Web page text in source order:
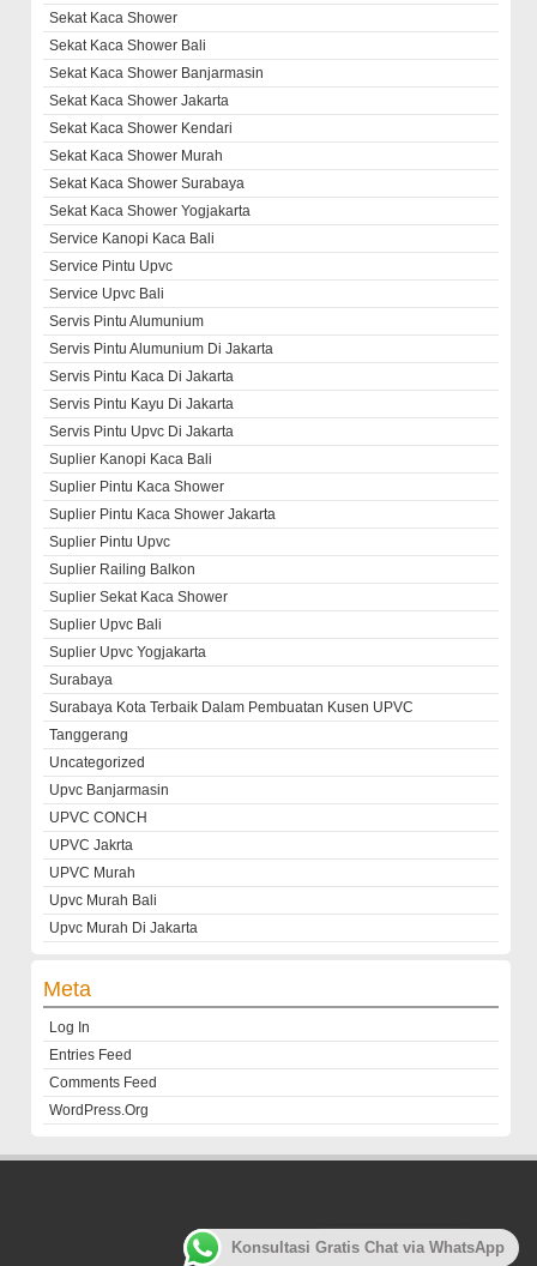
Sekat Kaca Shower
Sekat Kaca Shower Bali
Sekat Kaca Shower Banjarmasin
Sekat Kaca Shower Jakarta
Sekat Kaca Shower Kendari
Sekat Kaca Shower Murah
Sekat Kaca Shower Surabaya
Sekat Kaca Shower Yogjakarta
Service Kanopi Kaca Bali
Service Pintu Upvc
Service Upvc Bali
Servis Pintu Alumunium
Servis Pintu Alumunium Di Jakarta
Servis Pintu Kaca Di Jakarta
Servis Pintu Kayu Di Jakarta
Servis Pintu Upvc Di Jakarta
Suplier Kanopi Kaca Bali
Suplier Pintu Kaca Shower
Suplier Pintu Kaca Shower Jakarta
Suplier Pintu Upvc
Suplier Railing Balkon
Suplier Sekat Kaca Shower
Suplier Upvc Bali
Suplier Upvc Yogjakarta
Surabaya
Surabaya Kota Terbaik Dalam Pembuatan Kusen UPVC
Tanggerang
Uncategorized
Upvc Banjarmasin
UPVC CONCH
UPVC Jakrta
UPVC Murah
Upvc Murah Bali
Upvc Murah Di Jakarta
Meta
Log In
Entries Feed
Comments Feed
WordPress.org
Konsultasi Gratis Chat via WhatsApp
Customer